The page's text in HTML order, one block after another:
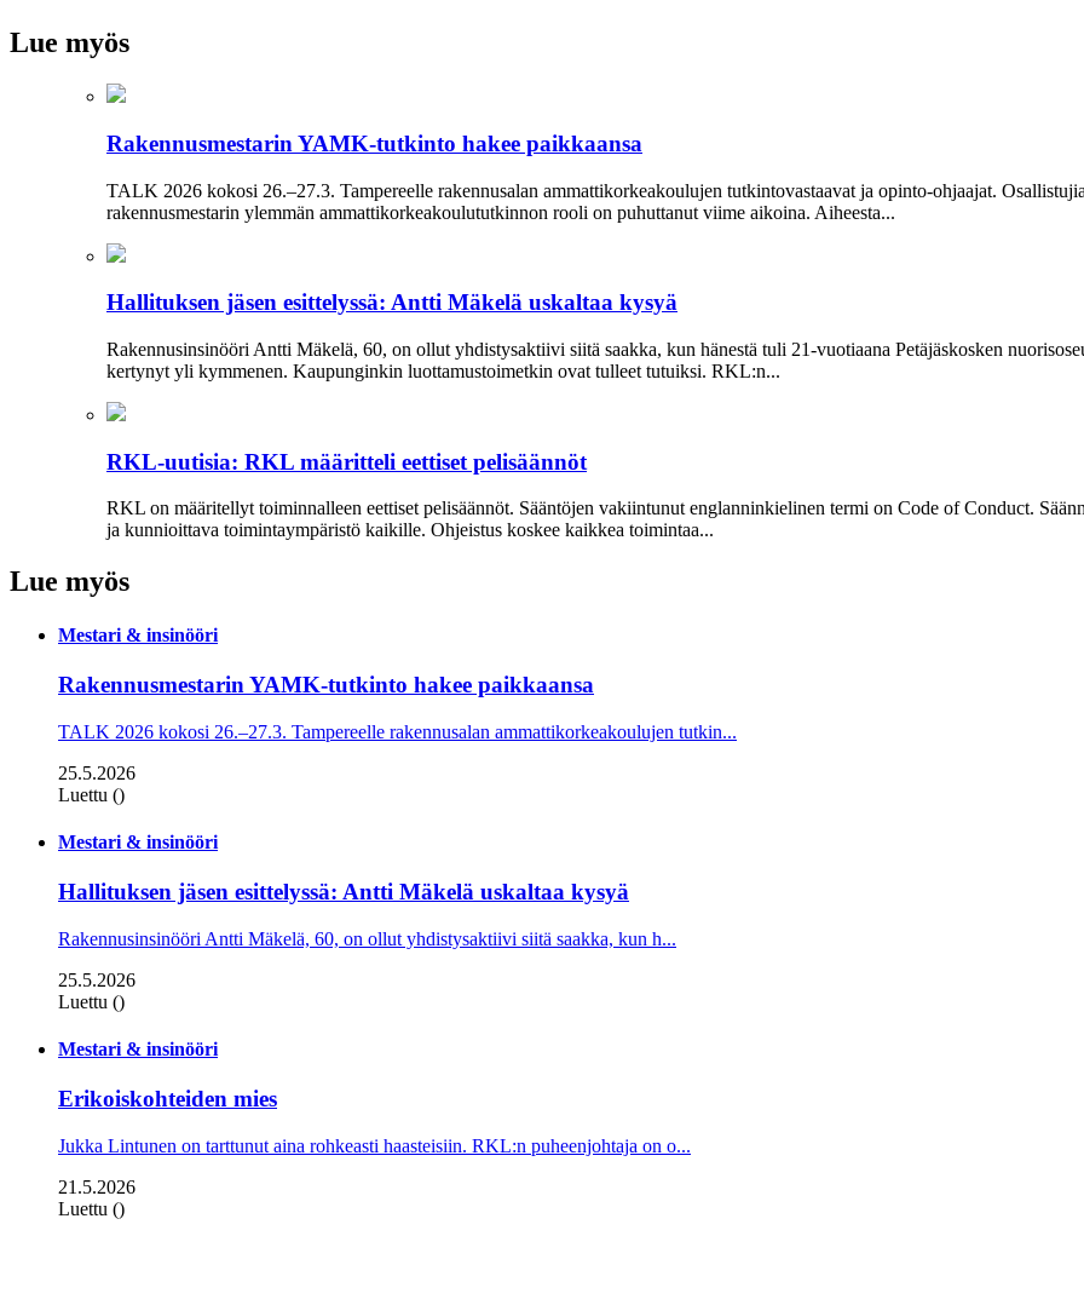
Lue myös
Rakennusmestarin YAMK-tutkinto hakee paikkaansa
TALK 2026 kokosi 26.–27.3. Tampereelle rakennusalan ammattikorkeakoulujen tutkintovastaavat ja opinto-ohjaajat.
rakennusmestarin ylemmän ammattikorkeakoulututkinnon rooli on puhuttanut viime ­aikoina. ­Aiheesta...
Hallituksen jäsen esittelyssä: Antti Mäkelä uskaltaa kysyä
Rakennusinsinööri Antti Mäkelä, 60, on ollut yhdistysaktiivi siitä saakka, kun hänestä tuli 21-vuo­tiaana Petäjäskosken
kertynyt yli kymmenen. Kaupunginkin luottamustoimetkin ovat tulleet tutuiksi. RKL:n...
RKL-uutisia: RKL määritteli eettiset pelisäännöt
RKL on määritellyt toiminnalleen eettiset peli­säännöt. Sääntöjen vakiintunut englanninkielinen termi on Code of Conduct.
ja kun­nioittava toimintaympäristö kaikille. Ohjeistus koskee kaikkea toimintaa...
Lue myös
Mestari & insinööri
Rakennusmestarin YAMK-tutkinto hakee paikkaansa
TALK 2026 kokosi 26.–27.3. Tampereelle rakennusalan ammattikorkeakoulujen tutkin...
25.5.2026
Luettu ()
Mestari & insinööri
Hallituksen jäsen esittelyssä: Antti Mäkelä uskaltaa kysyä
Rakennusinsinööri Antti Mäkelä, 60, on ollut yhdistysaktiivi siitä saakka, kun h...
25.5.2026
Luettu ()
Mestari & insinööri
Erikoiskohteiden mies
Jukka Lintunen on tarttunut aina rohkeasti haasteisiin. RKL:n puheenjohtaja on o...
21.5.2026
Luettu ()